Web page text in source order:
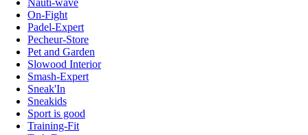
Nauti-wave
On-Fight
Padel-Expert
Pecheur-Store
Pet and Garden
Slowood Interior
Smash-Expert
Sneak'In
Sneakids
Sport is good
Training-Fit